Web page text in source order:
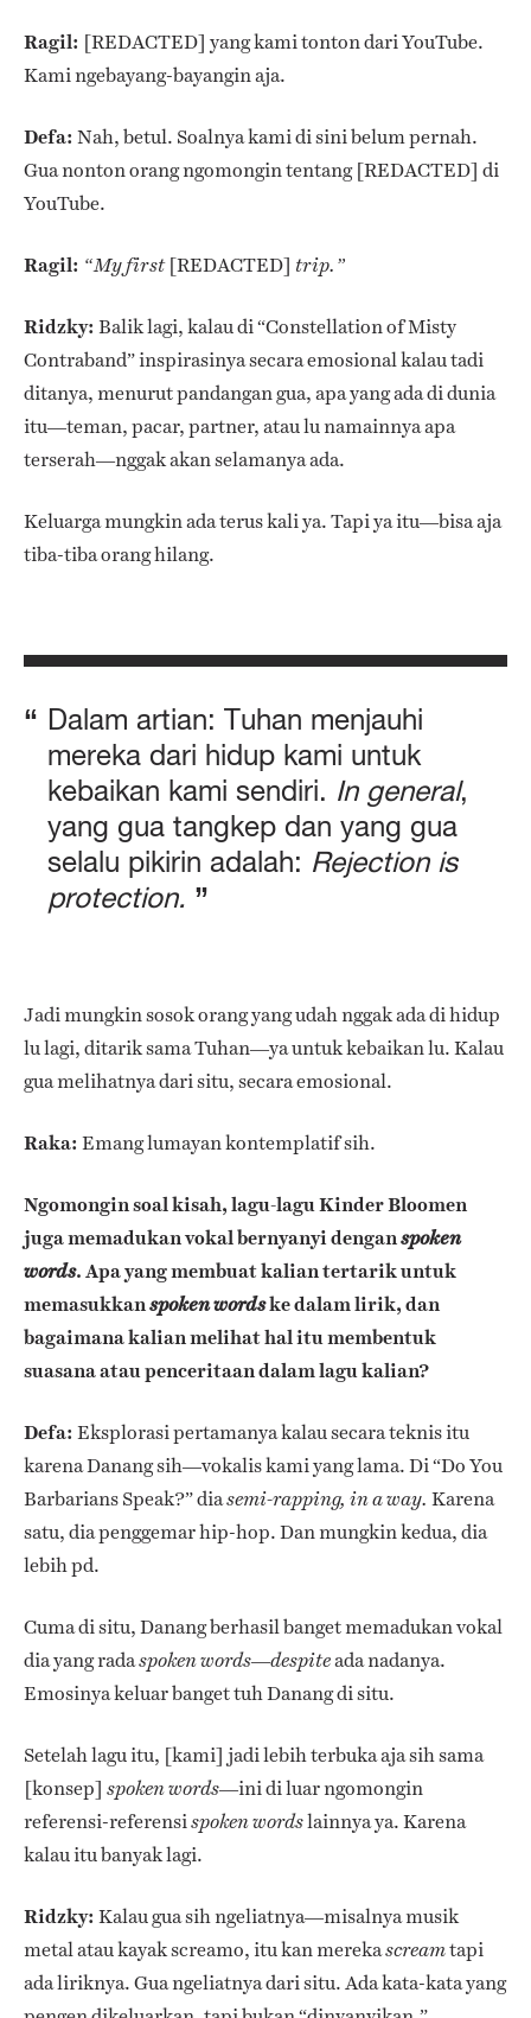
Ragil: [REDACTED] yang kami tonton dari YouTube.
Kami ngebayang-bayangin aja.
Defa: Nah, betul. Soalnya kami di sini belum pernah.
Gua nonton orang ngomongin tentang [REDACTED] di
YouTube.
Ragil: “My first [REDACTED] trip.”
Ridzky: Balik lagi, kalau di “Constellation of Misty
Contraband” inspirasinya secara emosional kalau tadi
ditanya, menurut pandangan gua, apa yang ada di dunia
itu—teman, pacar, partner, atau lu namainnya apa
terserah—nggak akan selamanya ada.
Keluarga mungkin ada terus kali ya. Tapi ya itu—bisa aja
tiba-tiba orang hilang.
Dalam artian: Tuhan menjauhi
mereka dari hidup kami untuk
kebaikan kami sendiri. In general,
yang gua tangkep dan yang gua
selalu pikirin adalah: Rejection is
protection.
Jadi mungkin sosok orang yang udah nggak ada di hidup
lu lagi, ditarik sama Tuhan—ya untuk kebaikan lu. Kalau
gua melihatnya dari situ, secara emosional.
Raka: Emang lumayan kontemplatif sih.
Ngomongin soal kisah, lagu-lagu Kinder Bloomen
juga memadukan vokal bernyanyi denganspoken
words. Apa yang membuat kalian tertarik untuk
memasukkanspoken wordske dalam lirik, dan
bagaimana kalian melihat hal itu membentuk
suasana atau penceritaan dalam lagu kalian?
Defa: Eksplorasi pertamanya kalau secara teknis itu
karena Danang sih—vokalis kami yang lama. Di “Do You
Barbarians Speak?” diasemi-rapping, in a way. Karena
satu, dia penggemar hip-hop. Dan mungkin kedua, dia
lebih pd.
Cuma di situ, Danang berhasil banget memadukan vokal
dia yang radaspokenwords—despiteada nadanya.
Emosinya keluar banget tuh Danang di situ.
Setelah lagu itu, [kami] jadi lebih terbuka aja sih sama
[konsep] spoken words—ini di luar ngomongin
referensi-referensispoken wordslainnya ya. Karena
kalau itu banyak lagi.
Ridzky: Kalau gua sih ngeliatnya—misalnya musik
metal atau kayak screamo, itu kan merekascreamtapi
ada liriknya. Gua ngeliatnya dari situ. Ada kata-kata yang